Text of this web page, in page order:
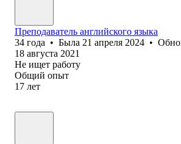
Преподаватель английского языка
34 года • Была 21 апреля 2024 •
18 августа 2021
Не ищет работу
Общий опыт
17 лет